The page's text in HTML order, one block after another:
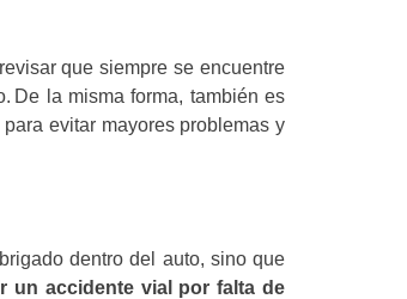
que siempre se encuentre
De la misma forma, también es
evitar mayores problemas y
dentro del auto, sino que
un accidente vial por falta de